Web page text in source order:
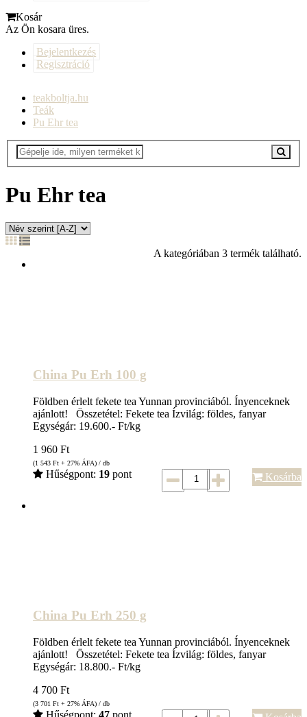
Kosár
Az Ön kosara üres.
Bejelentkezés
Regisztráció
teakboltja.hu
Teák
Pu Ehr tea
Pu Ehr tea
A kategóriában 3 termék található.
China Pu Erh 100 g
Földben érlelt fekete tea Yunnan provinciából. Ínyenceknek
ajánlott! Összetétel: Fekete tea Ízvilág: földes, fanyar
Egységár: 19.600.- Ft/kg
1 960 Ft
(1 543 Ft + 27% ÁFA) / db
Hűségpont: 19 pont Kosárba
China Pu Erh 250 g
Földben érlelt fekete tea Yunnan provinciából. Ínyenceknek
ajánlott! Összetétel: Fekete tea Ízvilág: földes, fanyar
Egységár: 18.800.- Ft/kg
4 700 Ft
(3 701 Ft + 27% ÁFA) / db
Hűségpont: 47 pont